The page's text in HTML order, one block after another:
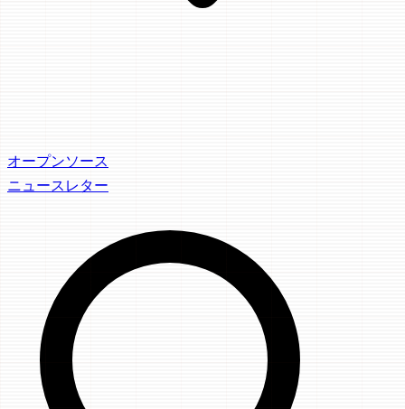
オープンソース
ニュースレター